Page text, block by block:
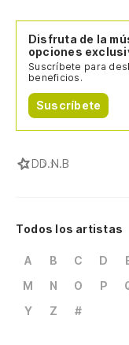
Disfruta de la
opciones
Suscríbete para
beneficios.
Suscríbete
DD.N.B
Todos los artistas
A B C D
M
N O P
Y
Z #